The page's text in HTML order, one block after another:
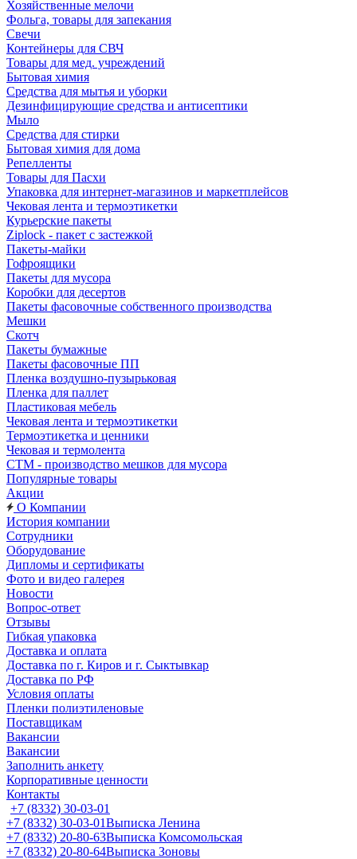
Хозяйственные мелочи
Фольга, товары для запекания
Свечи
Контейнеры для СВЧ
Товары для мед. учреждений
Бытовая химия
Средства для мытья и уборки
Дезинфицирующие средства и антисептики
Мыло
Средства для стирки
Бытовая химия для дома
Репелленты
Товары для Пасхи
Упаковка для интернет-магазинов и маркетплейсов
Чековая лента и термоэтикетки
Курьерские пакеты
Ziplock - пакет с застежкой
Пакеты-майки
Гофроящики
Пакеты для мусора
Коробки для десертов
Пакеты фасовочные собственного производства
Мешки
Скотч
Пакеты бумажные
Пакеты фасовочные ПП
Пленка воздушно-пузырьковая
Пленка для паллет
Пластиковая мебель
Чековая лента и термоэтикетки
Термоэтикетка и ценники
Чековая и термолента
СТМ - производство мешков для мусора
Популярные товары
Акции
О Компании
История компании
Сотрудники
Оборудование
Дипломы и сертификаты
Фото и видео галерея
Новости
Вопрос-ответ
Отзывы
Гибкая упаковка
Доставка и оплата
Доставка по г. Киров и г. Сыктывкар
Доставка по РФ
Условия оплаты
Пленки полиэтиленовые
Поставщикам
Вакансии
Вакансии
Заполнить анкету
Корпоративные ценности
Контакты
+7 (8332) 30-03-01
+7 (8332) 30-03-01Выписка Ленина
+7 (8332) 20-80-63Выписка Комсомольская
+7 (8332) 20-80-64Выписка Зоновы